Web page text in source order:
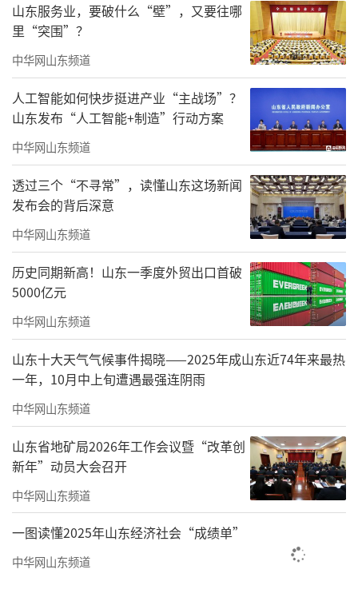
3月27日，德州市消防救援局在太阳城小学
举办主题宣传活动。现场模拟教学楼突发“火
情”，组织师生开展应急疏散演练，消防救援
人员同步演示搜救“被困”人员全过程。演练
结束后，消防讲师将厨房油锅、煤气罐等常见
场景带入操场，通过情景演示与互动问答，直
观讲解家庭火灾应急处置方法。在装备展示环
节，消防员现场展示灭火操法及破拆器材、消
防车辆等专业装备，并指导学生代表使用灭火
器进行灭火实操，帮助师生掌握“提、拔、
握、压”的操作要领。活动还设置了“火眼金
睛找隐患”“消防迷宫逃生”“器材对号入
座”等趣味闯关游戏，学生通过集章参与套圈
山东服务业，要破什么“壁”，又要往哪
里“突围”？
中华网山东频道
人工智能如何快步挺进产业“主战场”？
山东发布“人工智能+制造”行动方案
中华网山东频道
透过三个“不寻常”，读懂山东这场新闻
发布会的背后深意
中华网山东频道
历史同期新高！山东一季度外贸出口首破
5000亿元
中华网山东频道
山东十大天气气候事件揭晓——2025年成山东近74年来最热
一年，10月中上旬遭遇最强连阴雨
中华网山东频道
山东省地矿局2026年工作会议暨“改革创
新年”动员大会召开
中华网山东频道
一图读懂2025年山东经济社会“成绩单”
中华网山东频道